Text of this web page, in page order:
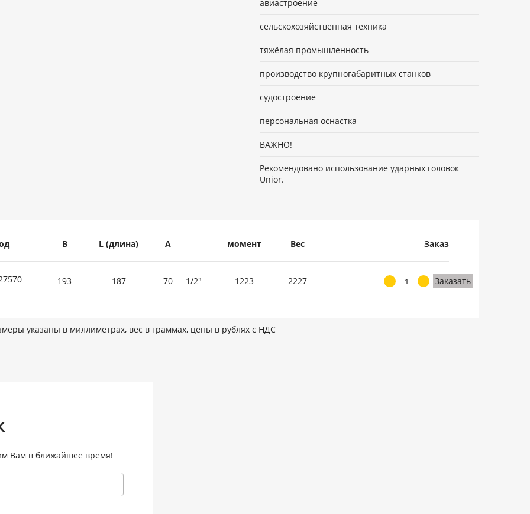
авиастроение
сельскохозяйственная техника
тяжёлая промышленность
производство крупногабаритных станков
судостроение
персональная оснастка
ВАЖНО!
Рекомендовано использование ударных головок
Unior.
B L (длина) A момент Вес Заказ
193 187 70 1/2" 1223 2227 Заказать
указаны в миллиметрах, вес в граммах, цены в рублях с НДС
Вам в ближайшее время!